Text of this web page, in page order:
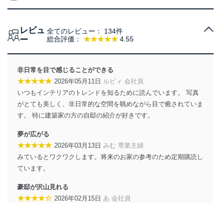
その他の規範を遵守します。また、当社の管理の仕組み
す。
当社は、個人情報の正確性及び安全性を確保するため
に、下記セキュリティ対策をはじめとする安全対策を実
施し、個人情報の漏えい、滅失またはき損の防止及び是
正に努めます。
アクセス制御
個人データを取り扱うことのできる機器及び当該
の不要なアクセスを防止しています。
アクセス者の識別と認証
ベース等を取り扱う情報システムを使用する従業
者を識別・認証しています。
レビュ
ー
総合評価： ★★★★★ 4.55
全てのレビュー： 134件
非日常を目で感じることができる
★★★★★ 2026年05月11日 ルビィ 会社員
いつもインテリアのトレンドを知るために読んでいます。 写真
がとても美しく、非日常的な空間を眺めながら目で癒されていま
す。 特に建築家の方の自邸の紹介が好きです。
夢が広がる
★★★★★ 2026年03月13日 みむ 専業主婦
みているとワクワクします。将来のお家の参考のため定期購読し
ています。
豪邸が沢山見れる
★★★★☆ 2026年02月15日 あ 会社員